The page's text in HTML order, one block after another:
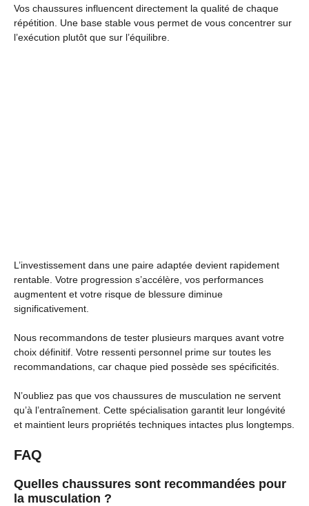
Vos chaussures influencent directement la qualité de chaque
répétition. Une base stable vous permet de vous concentrer sur
l’exécution plutôt que sur l’équilibre.
L’investissement dans une paire adaptée devient rapidement
rentable. Votre progression s’accélère, vos performances
augmentent et votre risque de blessure diminue
significativement.
Nous recommandons de tester plusieurs marques avant votre
choix définitif. Votre ressenti personnel prime sur toutes les
recommandations, car chaque pied possède ses spécificités.
N’oubliez pas que vos chaussures de musculation ne servent
qu’à l’entraînement. Cette spécialisation garantit leur longévité
et maintient leurs propriétés techniques intactes plus longtemps.
FAQ
Quelles chaussures sont recommandées pour
la musculation ?